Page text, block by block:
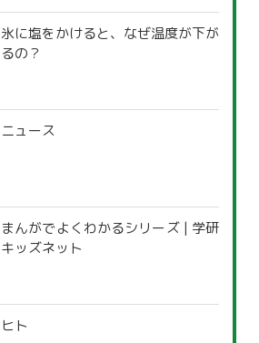
氷に塩をかけると、なぜ温度が下が
るの？
ニュース
まんがでよくわかるシリーズ | 学研
キッズネット
ヒト